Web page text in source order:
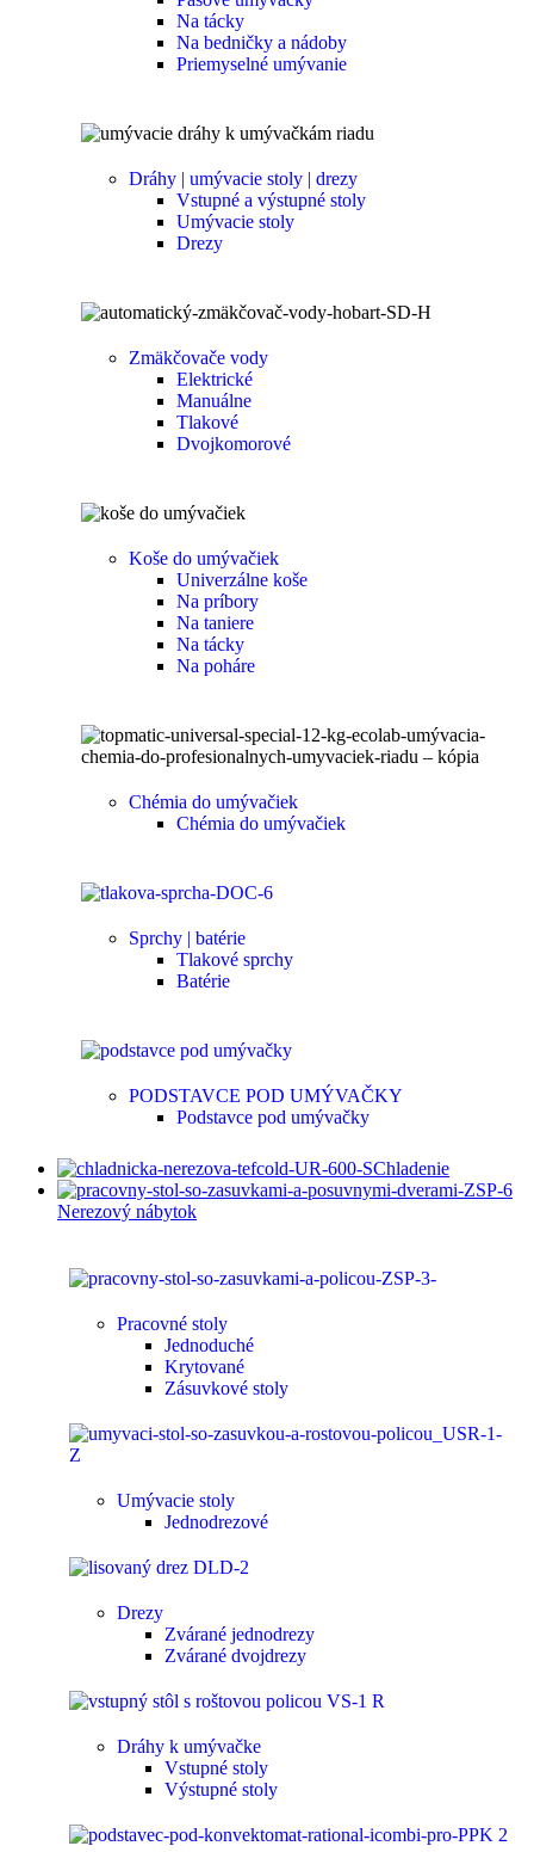
Na tácky
Na bedničky a nádoby
Priemyselné umývanie
Dráhy | umývacie stoly | drezy
Vstupné a výstupné stoly
Umývacie stoly
Drezy
Zmäkčovače vody
Elektrické
Manuálne
Tlakové
Dvojkomorové
Koše do umývačiek
Univerzálne koše
Na príbory
Na taniere
Na tácky
Na poháre
Chémia do umývačiek
Chémia do umývačiek
Sprchy | batérie
Tlakové sprchy
Batérie
PODSTAVCE POD UMÝVAČKY
Podstavce pod umývačky
Chladenie
Nerezový nábytok
Pracovné stoly
Jednoduché
Krytované
Zásuvkové stoly
Umývacie stoly
Jednodrezové
Drezy
Zvárané jednodrezy
Zvárané dvojdrezy
Dráhy k umývačke
Vstupné stoly
Výstupné stoly